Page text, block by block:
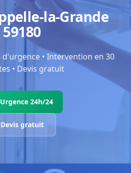
la-Grande
59180
• Intervention en 30
• Devis gratuit
24h/24
Devis gratuit